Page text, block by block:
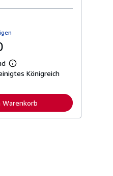
W
e
r
e
I
Königreich
Warenkorb